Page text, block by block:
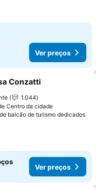
Ver preços
aos favoritos
Conzatti
1.044
Centro da cidade
balcão de turismo dedicados
Ver preços